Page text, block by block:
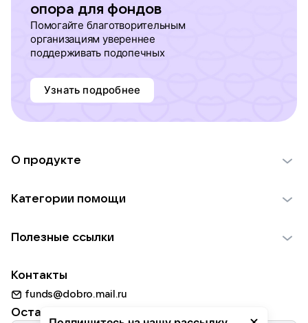
опора для фондов
Помогайте благотворительным
организациям увереннее
поддерживать подопечных
Узнать подробнее
О продукте
Использование материалов
Для НКО
Партнерам
Категории помощи
Пожилым
Животным
Природе
Полезные ссылки
Добрый день
Контакты
funds@dobro.mail.ru
Оставайтесь с нами